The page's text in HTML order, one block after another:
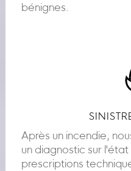
bénignes.
Après un incendie,
un diagnostic sur
prescriptions